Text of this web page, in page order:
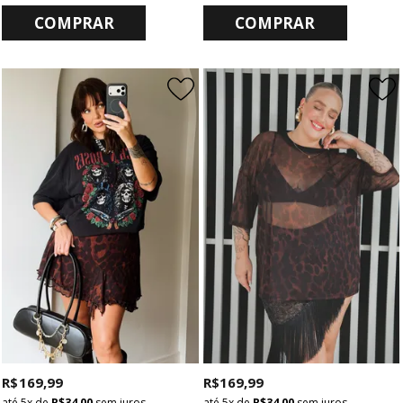
COMPRAR COMPRAR
R$ 169,99 R$ 169,99